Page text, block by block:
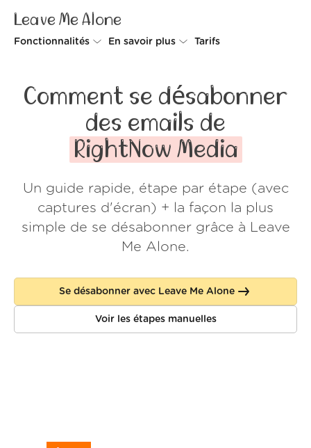
Leave Me Alone
Fonctionnalités
Screener
Spam Blocker
Ne pas déranger
En savoir plus
Sécurité
Preuves d'amour
À propos de nous
Se connecter
Tarifs
Comment se désabonner
des emails de
RightNow Media
Un guide rapide, étape par étape (avec
captures d'écran) + la façon la plus
simple de se désabonner grâce à Leave
Me Alone.
Se désabonner avec Leave Me Alone
Voir les étapes manuelles